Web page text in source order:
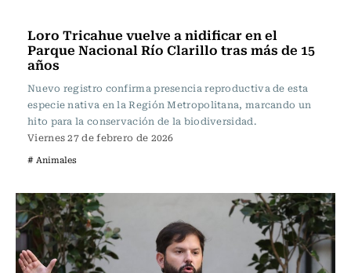
Loro Tricahue vuelve a nidificar en el
Parque Nacional Río Clarillo tras más de 15
años
Nuevo registro confirma presencia reproductiva de esta
especie nativa en la Región Metropolitana, marcando un
hito para la conservación de la biodiversidad.
Viernes 27 de febrero de 2026
# Animales